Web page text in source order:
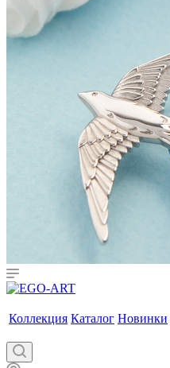
Коллекция Каталог Новинки